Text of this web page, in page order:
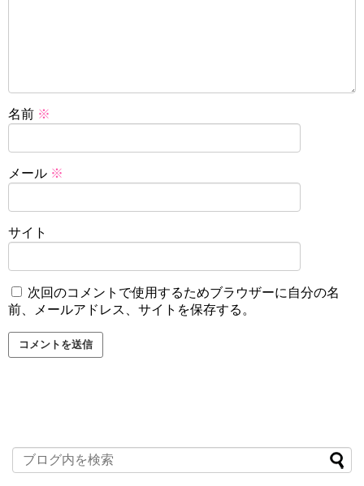
名前 ※
メール ※
サイト
次回のコメントで使用するためブラウザーに自分の名
前、メールアドレス、サイトを保存する。